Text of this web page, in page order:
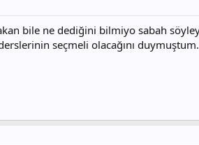
bile ne dediğini bilmiyo sabah
seçmeli olacağını